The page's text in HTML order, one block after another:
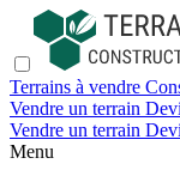
Terrains à vendre
Vendre un terrain
Vendre un terrain
Menu